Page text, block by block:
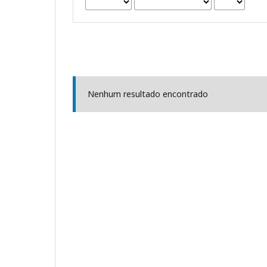
Nenhum resultado encontrado